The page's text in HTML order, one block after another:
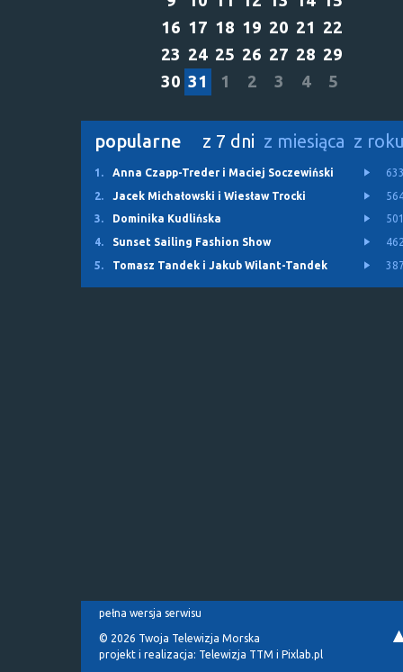
16 17 18 19 20 21 22
23 24 25 26 27 28 29
30 31 1 2 3 4 5
popularne z 7 dni z miesiąca z
1. Anna Czapp-Treder i Maciej Soczewiński
2.
Jacek Michałowski i Wiesław Trocki
3.
Dominika Kudlińska
4.
Sunset Sailing Fashion Show
5.
Tomasz Tandek i Jakub Wilant-Tandek
pełna wersja serwisu
© 2026 Twoja Telewizja Morska
projekt i realizacja: Telewizja TTM i Pixlab.pl